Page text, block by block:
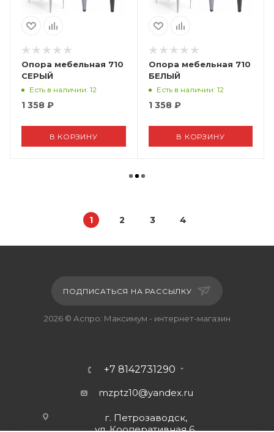
Опора мебельная 710
СЕРЫЙ
Есть в наличии: 12
1 358 ₽
В КОРЗИНУ
Опора мебельная 710
БЕЛЫЙ
Есть в наличии: 12
1 358₽
В КОРЗИНУ
1 2 3 4
ПОДПИСАТЬСЯ НА РАССЫЛКУ
2026 © Аспро: Максимум - интернет-магазин
+7 8142731290
mzptz10@yandex.ru
г. Петрозаводск,
ул. Кооперативная 6